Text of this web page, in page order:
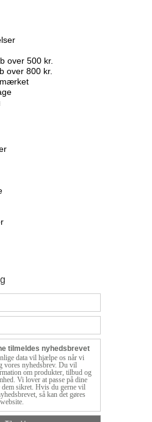
over 500 kr.
over 800 kr.
tilmeldes nyhedsbrevet
data vil hjælpe os når vi
vores nyhedsbrev. Du vil
om produkter, tilbud og
Vi lover at passe på dine
dem sikret. Hvis du gerne vil
så kan det gøres